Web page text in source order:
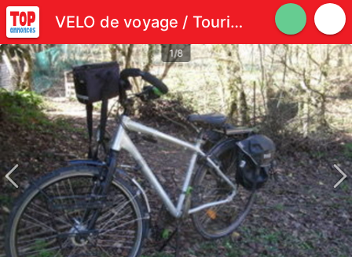
VELO de voyage / Touring personnalisé
1/8